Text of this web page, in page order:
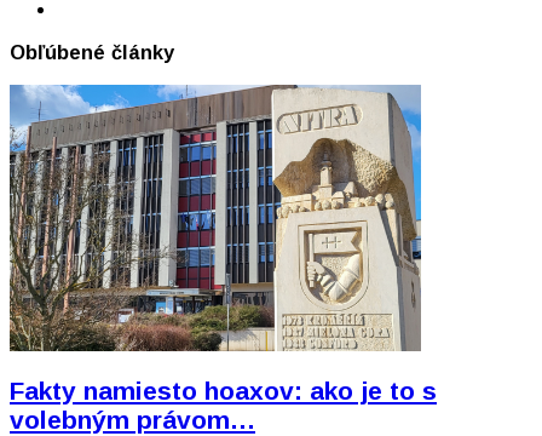
Obľúbené články
Fakty namiesto hoaxov: ako je to s
volebným právom…